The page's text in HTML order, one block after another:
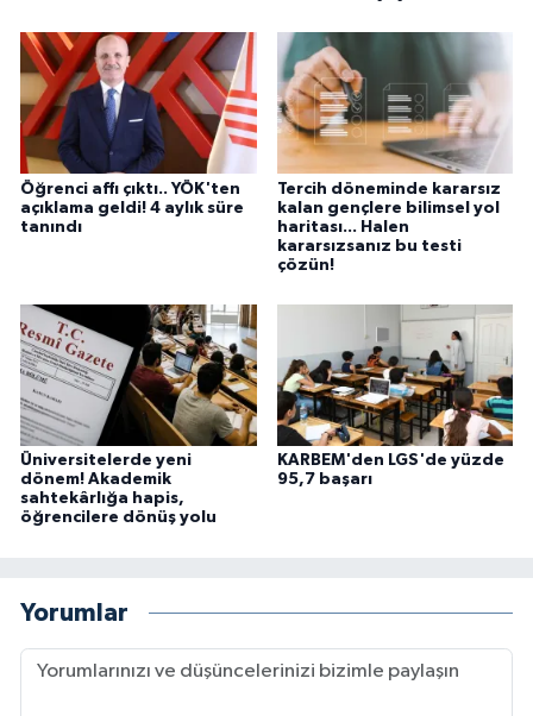
Öğrenci affı çıktı.. YÖK'ten
açıklama geldi! 4 aylık süre
tanındı
Tercih döneminde kararsız
kalan gençlere bilimsel yol
haritası... Halen
kararsızsanız bu testi
çözün!
Üniversitelerde yeni
dönem! Akademik
sahtekârlığa hapis,
öğrencilere dönüş yolu
KARBEM'den LGS'de yüzde
95,7 başarı
Yorumlar